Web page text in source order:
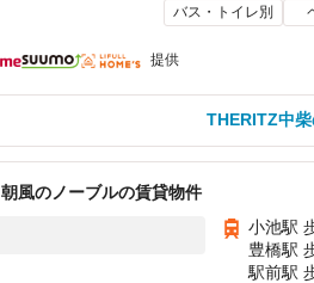
バス・トイレ別
提供
THERITZ中
朝風のノーブルの賃貸物件
小池駅
豊橋駅
駅前駅